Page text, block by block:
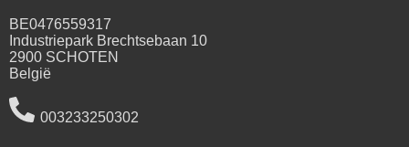
BE0476559317
Industriepark Brechtsebaan 10
2900 SCHOTEN
België
003233250302